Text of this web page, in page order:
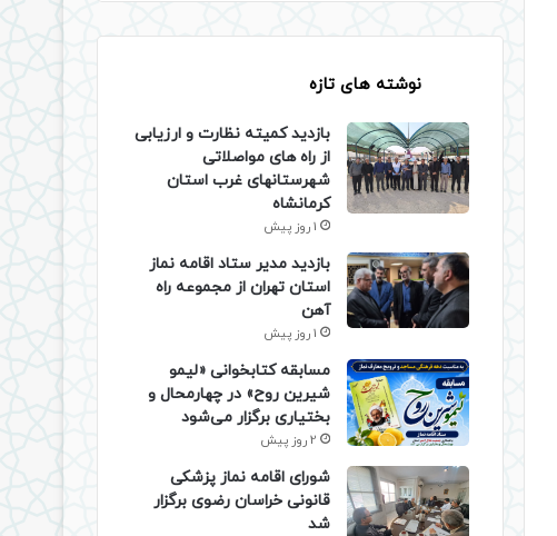
نوشته های تازه
بازدید کمیته نظارت و ارزیابی
از راه های مواصلاتی
شهرستانهای غرب استان
کرمانشاه
1 روز پیش
بازدید مدیر ستاد اقامه نماز
استان تهران از مجموعه راه
آهن
1 روز پیش
مسابقه کتابخوانی «لیمو
شیرین روح» در چهارمحال و
بختیاری برگزار می‌شود
2 روز پیش
شورای اقامه نماز پزشکی
قانونی خراسان رضوی برگزار
شد